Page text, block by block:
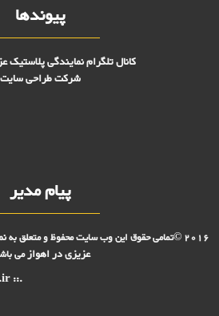
پیوندها
کانال تلگرام نمایندگی پلاستیک
شرکت طراحی سایت
پیام مدیر
2016 ©تمامی حقوق این وب سایت محفوظ و متعلق به
عزیزی دراهوازمی
.:: Powered By KSPgroup.ir ::.